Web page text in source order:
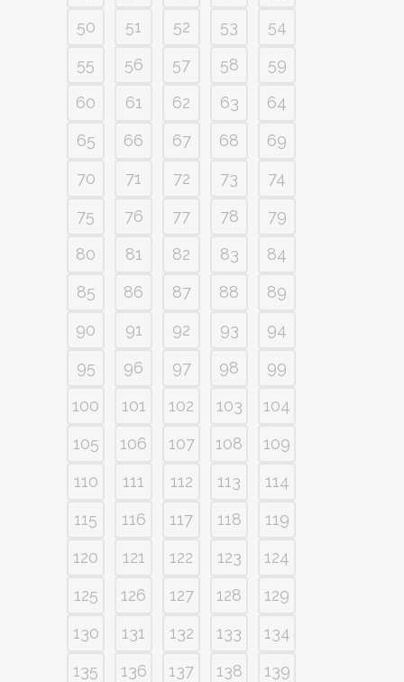
50
51 52 53
54
55
56 57 58
59
60
61 62 63
64
65
66 67 68
69
70
71 72 73
74
75
76 77 78
79
80
81 82 83
84
85
86 87 88
89
90
91 92 93
94
95
96 97 98
99
100
101 102 103
104
105
106 107 108
109
110
111 112 113
114
115
116 117 118
119
120
121 122 123
124
125
126 127 128
129
130
131 132 133
134
135
136 137 138
139